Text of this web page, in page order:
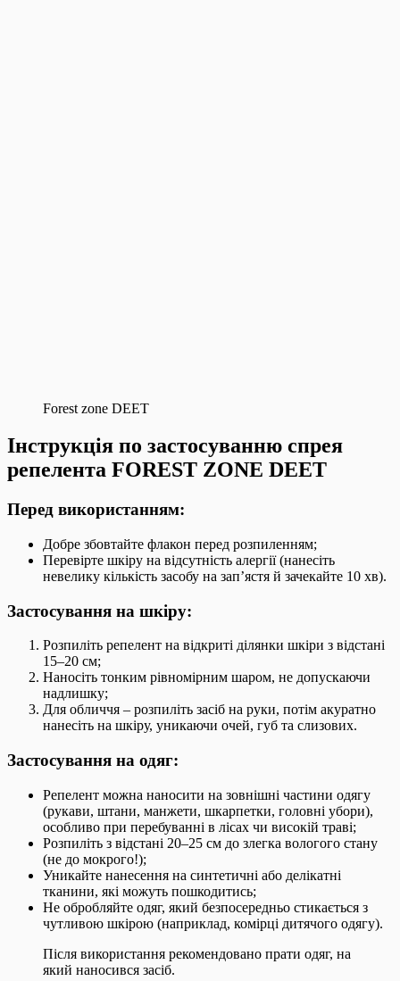
Forest zone DEET
Інструкція по застосуванню спрея
репелента FOREST ZONE DEET
Перед використанням:
Добре збовтайте флакон перед розпиленням;
Перевірте шкіру на відсутність алергії (нанесіть
невелику кількість засобу на зап’ястя й зачекайте 10 хв).
Застосування на шкіру:
Розпиліть репелент на відкриті ділянки шкіри з відстані
15–20 см;
Наносіть тонким рівномірним шаром, не допускаючи
надлишку;
Для обличчя – розпиліть засіб на руки, потім акуратно
нанесіть на шкіру, уникаючи очей, губ та слизових.
Застосування на одяг:
Репелент можна наносити на зовнішні частини одягу
(рукави, штани, манжети, шкарпетки, головні убори),
особливо при перебуванні в лісах чи високій траві;
Розпиліть з відстані 20–25 см до злегка вологого стану
(не до мокрого!);
Уникайте нанесення на синтетичні або делікатні
тканини, які можуть пошкодитись;
Не обробляйте одяг, який безпосередньо стикається з
чутливою шкірою (наприклад, комірці дитячого одягу).
Після використання рекомендовано прати одяг, на
який наносився засіб.